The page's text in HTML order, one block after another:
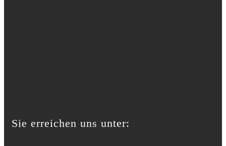
Sie erreichen uns unter: